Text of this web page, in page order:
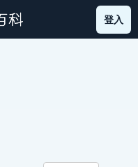
登入